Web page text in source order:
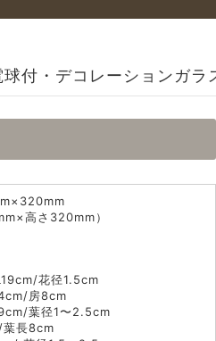
球付・デコレーションガ
高さ320mm）
花径1.5cm
房8cm
葉径1〜2.5cm
葉長8cm